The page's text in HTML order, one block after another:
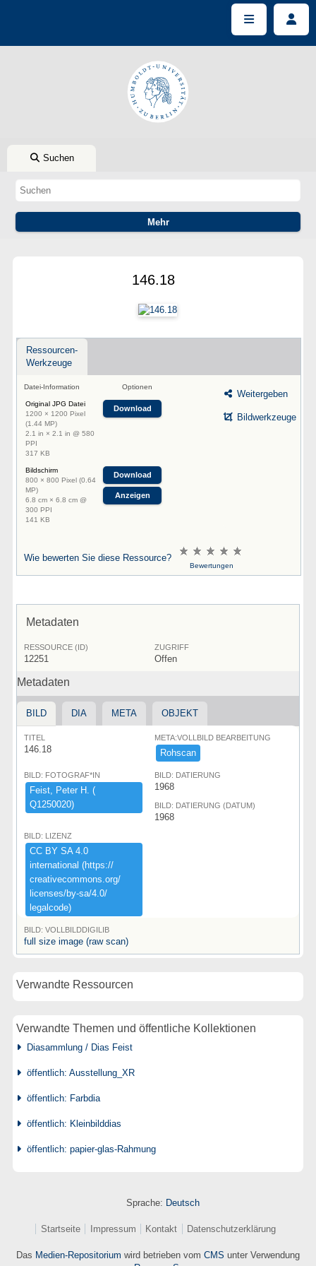
Suchen
146.18
Ressourcen-
Werkzeuge
Datei-Information Optionen
Original JPG Datei
1200 × 1200 Pixel
(1.44 MP)
2.1 in × 2.1 in @ 580
PPI
317 KB
Download
Bildschirm
800 × 800 Pixel (0.64
MP)
6.8 cm × 6.8 cm @
300 PPI
141 KB
Download
Anzeigen
Weitergeben
Bildwerkzeuge
Wie bewerten Sie diese Ressource?
Bewertungen
Metadaten
RESSOURCE (ID)
12251
ZUGRIFF
Offen
Metadaten
BILD DIA META OBJEKT
TITEL
146.18
META:VOLLBILD BEARBEITUNG
Rohscan
BILD: FOTOGRAF*IN
Feist,​ ​Peter ​H.​ ​(​
Q1250020)​
BILD: DATIERUNG
1968
BILD: DATIERUNG (DATUM)
1968
BILD: LIZENZ
CC ​BY ​SA ​4.​0 ​
international ​(​https:​/​/​
creativecommons.​org/​
licenses/​by-​sa/​4.​0/​
legalcode)​
BILD: VOLLBILDDIGILIB
full size image (raw scan)
Verwandte Ressourcen
Verwandte Themen und öffentliche Kollektionen
Diasammlung / Dias Feist
öffentlich: Ausstellung_XR
öffentlich: Farbdia
öffentlich: Kleinbilddias
öffentlich: papier-glas-Rahmung
Sprache: Deutsch
Startseite Impressum Kontakt Datenschutzerklärung
Das Medien-Repositorium wird betrieben vom CMS unter Verwendung